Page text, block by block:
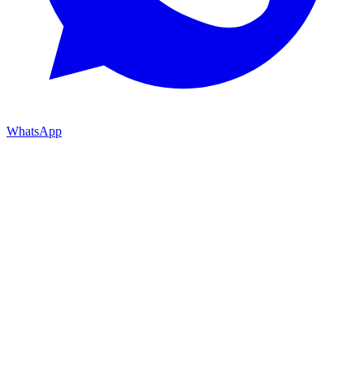
WhatsApp